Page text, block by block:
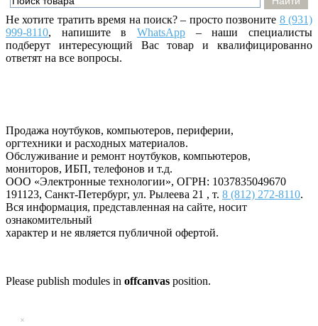
Не хотите тратить время на поиск? – просто позвоните 8 (931)
999-8110, напишитевWhatsApp – наши специалисты
подберут интересующий Вас товар и квалифицированно
ответят на все вопросы.
Продажа ноутбуков, компьютеров, периферии,
оргтехники и расходных материалов.
Обслуживание и ремонт ноутбуков, компьютеров,
мониторов, ИБП, телефонов и т.д.
ООО «Электронные технологии», ОГРН: 1037835049670
191123, Санкт-Петербург, ул. Рылеева 21 , т. 8 (812) 272-8110.
Вся информация, представленная на сайте, носит
ознакомительный
характер и не является публичной офертой.
Please publish modules in offcanvas position.
×